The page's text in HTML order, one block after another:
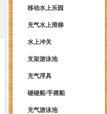
移动水上乐园
充气水上滑梯
水上冲关
支架游泳池
充气浮具
碰碰船/手摇船
充气游泳池